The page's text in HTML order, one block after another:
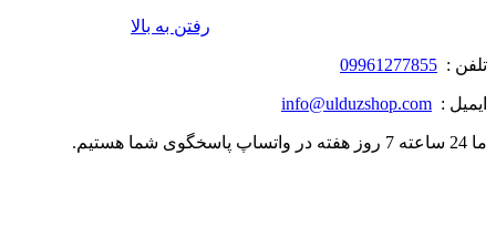
رفتن به بالا
تلفن : 09961277855
ایمیل : info@ulduzshop.com
ما 24 ساعته 7 روز هفته در واتساپ پاسخگوی شما هستیم.